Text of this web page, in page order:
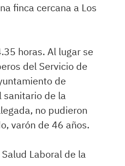
finca cercana a Los
horas. Al lugar se
del Servicio de
de
sanitario de la
no pudieron
varón de 46 años.
Laboral de la